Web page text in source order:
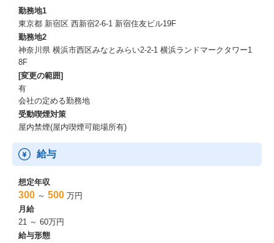
・その他働き方改革における事項
【ハイブリッドエンジニアを目指す ジャパニアスの教育】
ジャパニアスでは、社員の成長ステージに合わせて様々な教育プ
ランをご用意しています。
2020年に教育制度をリニューアルし、先端テクノロジーに挑戦で
きる環境を新たに構築しました。
加速する技術革新の中で勝ち残るために、配属分野のスキルと先
端テクノロジーを兼ね備えた『ハイブリッドエンジニア』の育成
に力を入れています。
※ご経験のレンジにより、研修内容は随時変更して実施していき
ます。
【基礎研修】
｜導入研修
新入社員が社会人として必要な基礎的スキルを身につけます。ビ
ジネスマナーや社会人としての心構え、仕事に対する基本姿勢な
どを学びます。
勤務地1
東京都 新宿区 西新宿2-6-1 新宿住友ビル19F
勤務地2
神奈川県 横浜市西区みなとみらい2-2-1 横浜ランドマークタワー1
8F
[変更の範囲]
有
会社の定める勤務地
受動喫煙対策
屋内禁煙(屋内喫煙可能場所有)
給与
想定年収
300 ～ 500 万円
月給
21 ～ 60万円
給与形態